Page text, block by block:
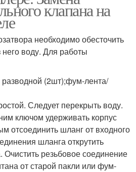
клапана на
необходимо обесточить
него воду. Для работы
(2шт);фум-лента/
Следует перекрыть воду.
ключом удерживать корпус
отсоединить шланг от входного
шланга открутить
Очистить резьбовое соединение
от старой пакли или фум-